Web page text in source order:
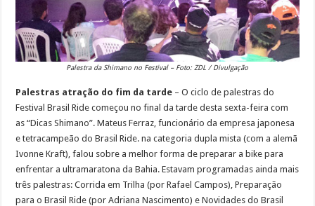
Palestra da Shimano no Festival – Foto: ZDL / Divulgação
Palestras atração do fim da tarde – O ciclo de palestras do
Festival Brasil Ride começou no final da tarde desta sexta-feira com
as “Dicas Shimano”. Mateus Ferraz, funcionário da empresa japonesa
e tetracampeão do Brasil Ride. na categoria dupla mista (com a alemã
Ivonne Kraft), falou sobre a melhor forma de preparar a bike para
enfrentar a ultramaratona da Bahia. Estavam programadas ainda mais
três palestras: Corrida em Trilha (por Rafael Campos), Preparação
para o Brasil Ride (por Adriana Nascimento) e Novidades do Brasil